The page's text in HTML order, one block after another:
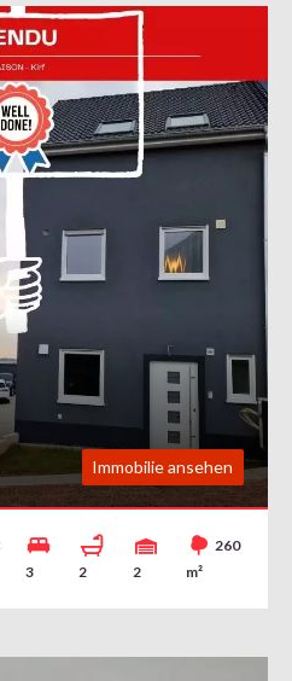
Immobilie ansehen
3 2 2
260
m²